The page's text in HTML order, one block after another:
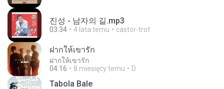
진성 - 남자의 길.mp3
03:34 4 lata temu castor-trot
ฝากให้เขารัก
ฝากให้เขารัก
04:16
8 miesięcy temu D
Tabola Bale